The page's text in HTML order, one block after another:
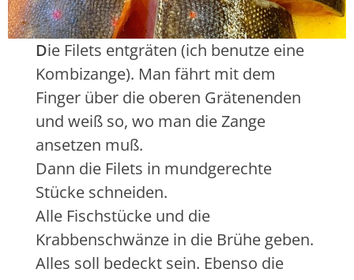
Die Filets entgräten (ich benutze eine
Kombizange). Man fährt mit dem
Finger über die oberen Grätenenden
und weiß so, wo man die Zange
ansetzen muß.
Dann die Filets in mundgerechte
Stücke schneiden.
Alle Fischstücke und die
Krabbenschwänze in die Brühe geben.
Alles soll bedeckt sein. Ebenso die